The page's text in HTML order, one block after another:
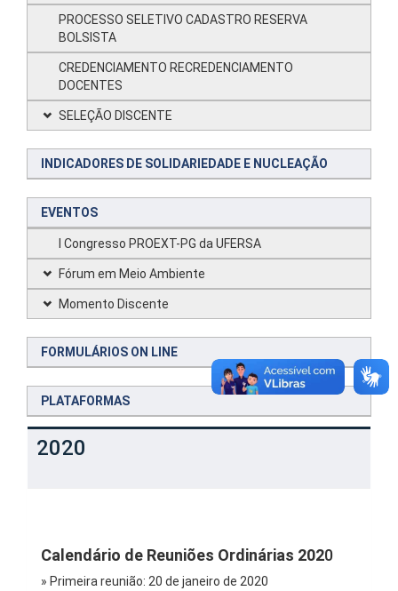
PROCESSO SELETIVO CADASTRO RESERVA
BOLSISTA
CREDENCIAMENTO RECREDENCIAMENTO
DOCENTES
SELEÇÃO DISCENTE
INDICADORES DE SOLIDARIEDADE E NUCLEAÇÃO
EVENTOS
I Congresso PROEXT-PG da UFERSA
Fórum em Meio Ambiente
Momento Discente
FORMULÁRIOS ON LINE
PLATAFORMAS
2020
Calendário de Reuniões Ordinárias 2020
» Primeira reunião: 20 de janeiro de 2020